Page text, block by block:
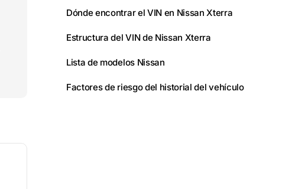
Dónde encontrar el VIN en Nissan Xterra
Estructura del VIN de Nissan Xterra
Lista de modelos Nissan
Factores de riesgo del historial del vehículo